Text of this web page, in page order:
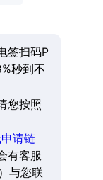
签扫码P
秒到不
您按照
请链
有客服
与您联